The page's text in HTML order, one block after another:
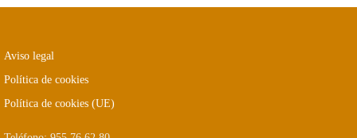
Aviso legal
Política de cookies
Política de cookies (UE)